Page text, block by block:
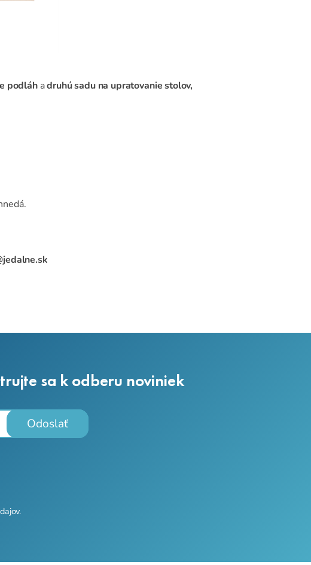
podláhadruhú sadu na upratovanie stolov,
sa k odberu noviniek
Odoslať
.